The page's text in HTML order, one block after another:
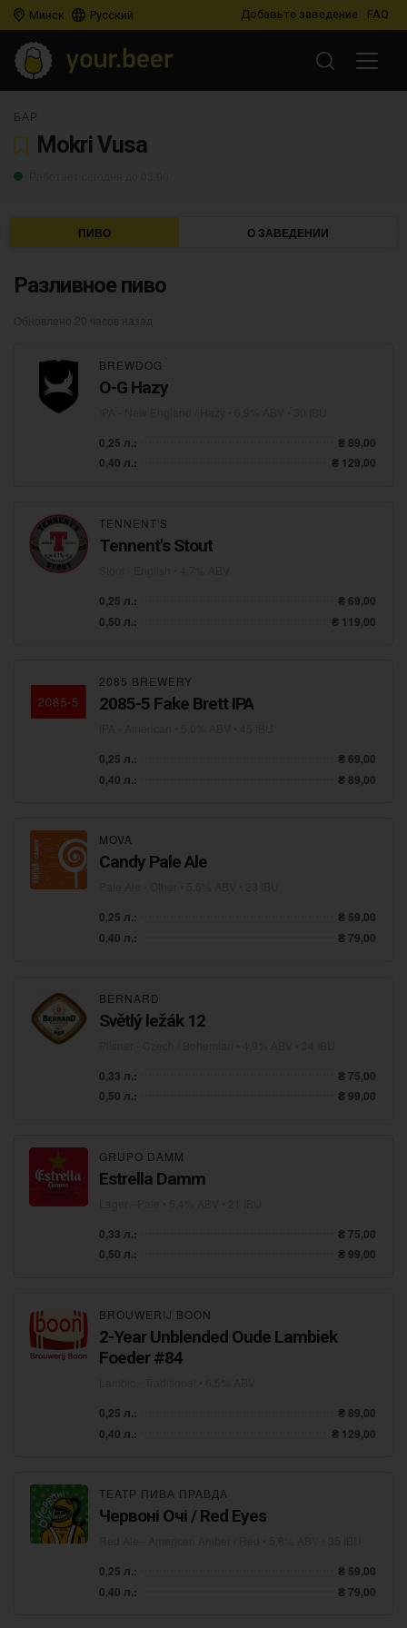
Минск Русский Добавьте заведение FAQ
БАР
Mokri Vusa
ПИВО О ЗАВЕДЕНИИ
Разливное пиво
Обновлено 20 часов назад
BREWDOG
O-G Hazy
0,25 л.:
₴ 89,00
0,40 л.:
₴ 129,00
TENNENT'S
Tennent's Stout
0,25 л.:
₴ 69,00
0,50 л.:
₴ 119,00
2085 BREWERY
2085-5 Fake Brett IPA
0,25 л.:
₴ 69,00
0,40 л.:
₴ 89,00
MOVA
Candy Pale Ale
0,25 л.:
₴ 59,00
0,40 л.:
₴ 79,00
BERNARD
Světlý ležák 12
0,33 л.:
₴ 75,00
0,50 л.:
₴ 99,00
GRUPO DAMM
Estrella Damm
0,33 л.:
₴ 75,00
0,50 л.:
₴ 99,00
BROUWERIJ BOON
2-Year Unblended Oude Lambiek
Foeder #84
0,25 л.:
₴ 89,00
0,40 л.:
₴ 129,00
ТЕАТР ПИВА ПРАВДА
Червоні Очі / Red Eyes
0,25 л.:
₴ 59,00
0,40 л.:
₴ 79,00